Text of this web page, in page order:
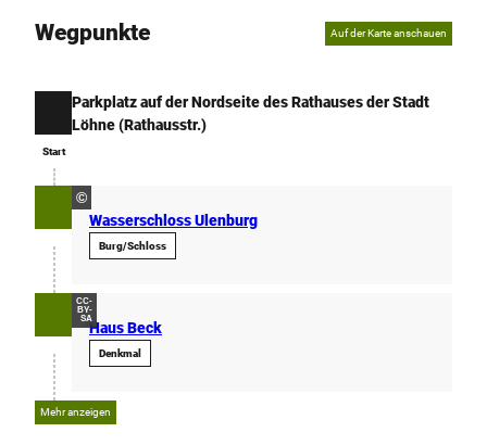
Wegpunkte Auf der Karte anschauen
Start
Start
Parkplatz auf der Nordseite des Rathauses der Stadt
Löhne (Rathausstr.)
©
Wasserschloss Ulenburg
Burg/Schloss
CC-
BY-
SA
Haus Beck
Denkmal
Mehr anzeigen